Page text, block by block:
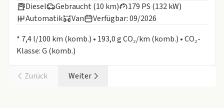
Diesel
Gebraucht (10 km)
179 PS (132 kW)
Automatik
Van
Verfügbar: 09/2026
* 7,4 l/100 km (komb.) • 193,0 g CO₂/km (komb.) • CO₂-
Klasse: G (komb.)
Zurück Weiter